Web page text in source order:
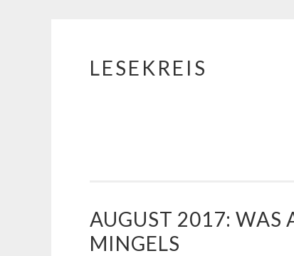
Springe
LESEKREIS
AUGUST 2017: WAS
MINGELS